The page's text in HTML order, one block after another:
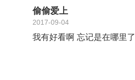
偷偷爱上
2017-09-04
我有好看啊 忘记是在哪里了